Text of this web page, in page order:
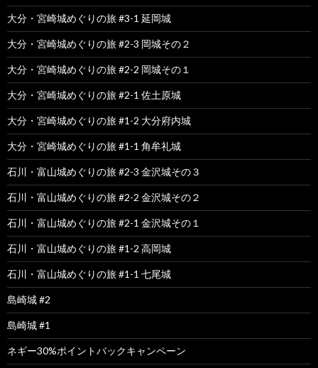
大分・宮崎城めぐりの旅 #3-1 延岡城
大分・宮崎城めぐりの旅 #2-3 岡城その２
大分・宮崎城めぐりの旅 #2-2 岡城その１
大分・宮崎城めぐりの旅 #2-1 佐土原城
大分・宮崎城めぐりの旅 #1-2 大分府内城
大分・宮崎城めぐりの旅 #1-1 角牟礼城
石川・富山城めぐりの旅 #2-3 金沢城その３
石川・富山城めぐりの旅 #2-2 金沢城その２
石川・富山城めぐりの旅 #2-1 金沢城その１
石川・富山城めぐりの旅 #1-2 高岡城
石川・富山城めぐりの旅 #1-1 七尾城
島崎城 #2
島崎城 #1
ネギー30%ポイントバックキャンペーン